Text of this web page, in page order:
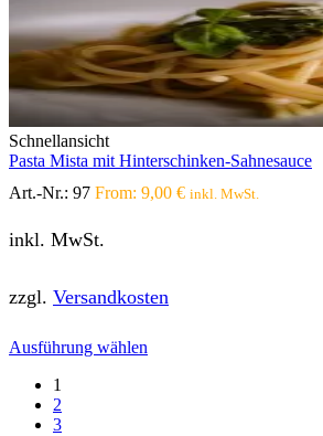
Schnellansicht
Pasta Mista mit Hinterschinken-Sahnesauce
Art.-Nr.: 97 From: 9,00 € inkl. MwSt.
inkl. MwSt.
zzgl. Versandkosten
Ausführung wählen
1
2
3